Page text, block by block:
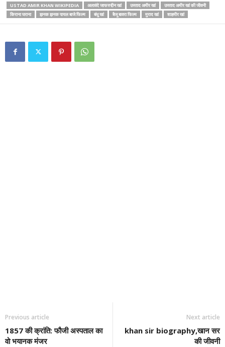
USTAD AMIR KHAN WIKIPEDIA अलावंदे जाफरुद्दीन खां उस्ताद अमीर खां
उस्ताद अमीर खां की जीवनी
किराना घराना
झनक झनक पायल बाजे फिल्म बंधु खां बैजू बावरा फिल्म मुराद खां शाहमीर खां
Previous article
1857 की क्रांति: फौजी अस्पताल का
वो भयानक मंजर
Next article
khan sir biography,खान सर
की जीवनी